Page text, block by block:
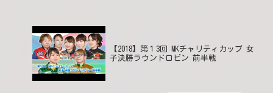
【2018】第１3回 MKチャリティカップ 女
子決勝ラウンドロビン 前半戦